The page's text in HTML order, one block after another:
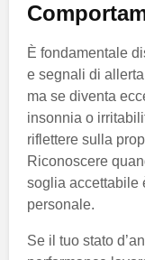
È fondamentale
e segnali di
ma se diventa
insonnia o
riflettere sulla
Riconoscere
soglia accettabile
personale.
Se il tuo stato